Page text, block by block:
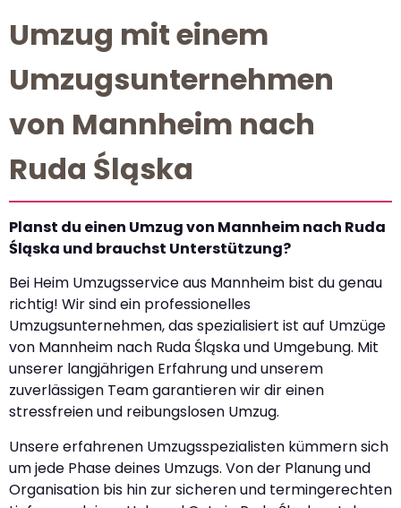
Umzug mit einem
Umzugsunternehmen
von Mannheim nach
Ruda Śląska
Planst du einen Umzug von Mannheim nach Ruda
Śląska und brauchst Unterstützung?
Bei Heim Umzugsservice aus Mannheim bist du genau
richtig! Wir sind ein professionelles
Umzugsunternehmen, das spezialisiert ist auf Umzüge
von Mannheim nach Ruda Śląska und Umgebung. Mit
unserer langjährigen Erfahrung und unserem
zuverlässigen Team garantieren wir dir einen
stressfreien und reibungslosen Umzug.
Unsere erfahrenen Umzugsspezialisten kümmern sich
um jede Phase deines Umzugs. Von der Planung und
Organisation bis hin zur sicheren und termingerechten